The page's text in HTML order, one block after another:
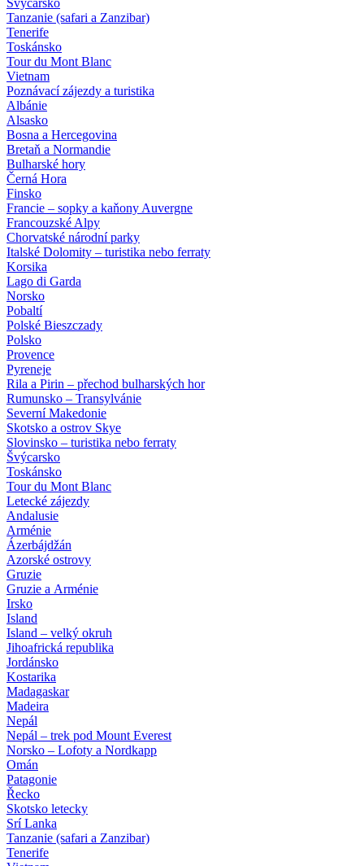
Švýcarsko
Tanzanie (safari a Zanzibar)
Tenerife
Toskánsko
Tour du Mont Blanc
Vietnam
Poznávací zájezdy a turistika
Albánie
Alsasko
Bosna a Hercegovina
Bretaň a Normandie
Bulharské hory
Černá Hora
Finsko
Francie – sopky a kaňony Auvergne
Francouzské Alpy
Chorvatské národní parky
Italské Dolomity – turistika nebo ferraty
Korsika
Lago di Garda
Norsko
Pobaltí
Polské Bieszczady
Polsko
Provence
Pyreneje
Rila a Pirin – přechod bulharských hor
Rumunsko – Transylvánie
Severní Makedonie
Skotsko a ostrov Skye
Slovinsko – turistika nebo ferraty
Švýcarsko
Toskánsko
Tour du Mont Blanc
Letecké zájezdy
Andalusie
Arménie
Ázerbájdžán
Azorské ostrovy
Gruzie
Gruzie a Arménie
Irsko
Island
Island – velký okruh
Jihoafrická republika
Jordánsko
Kostarika
Madagaskar
Madeira
Nepál
Nepál – trek pod Mount Everest
Norsko – Lofoty a Nordkapp
Omán
Patagonie
Řecko
Skotsko letecky
Srí Lanka
Tanzanie (safari a Zanzibar)
Tenerife